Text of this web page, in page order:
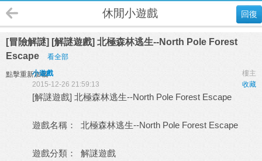
回復
休閒小遊戲
[冒險解謎] [解謎遊戲] 北極森林逃生--North Pole Forest
Escape
看全部
點擊重新加載 樓主
小遊戲
收藏
2015-12-26 21:59:13
[解謎遊戲] 北極森林逃生--North Pole Forest Escape
遊戲名稱： 北極森林逃生--North Pole Forest Escape
遊戲分類： 解謎遊戲